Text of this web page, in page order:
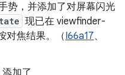
势，并添加了对屏幕闪光
现已在 viewfinder-
对焦结果。（I66a17、
添加了